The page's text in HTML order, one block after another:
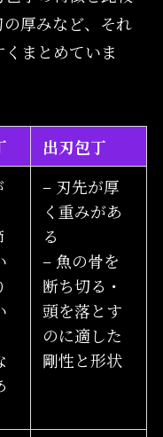
厚みなど、それ
まとめていま
出刃包丁
– 刃先が厚
く重みがあ
る
– 魚の骨を
断ち切る・
頭を落とす
のに適した
剛性と形状